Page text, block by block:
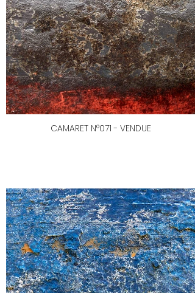
CAMARET N°071 - VENDUE